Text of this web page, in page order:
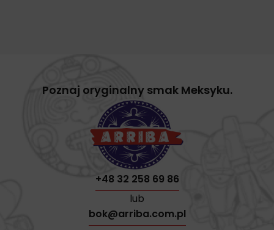
Poznaj oryginalny smak Meksyku.
+48 32 258 69 86
lub
bok@arriba.com.pl